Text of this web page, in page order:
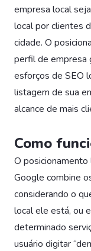
empresa local
local por clientes
cidade. O
perfil de empresa
esforços de SEO
listagem de sua
alcance de mais
Como
O posicionamento
Google combine
considerando o
local ele está, ou
determinado
usuário digitar